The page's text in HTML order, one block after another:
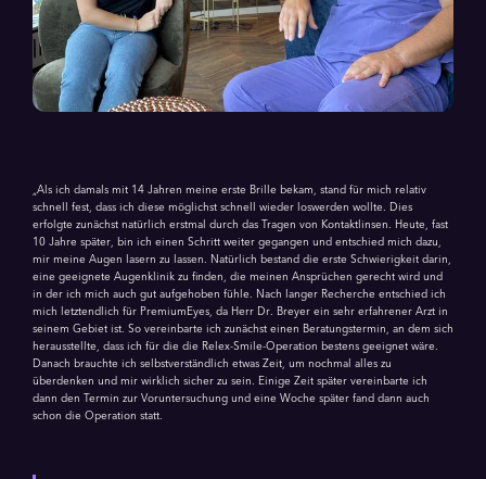
„Als ich damals mit 14 Jahren meine erste Brille bekam, stand für mich relativ
schnell fest, dass ich diese möglichst schnell wieder loswerden wollte. Dies
erfolgte zunächst natürlich erstmal durch das Tragen von Kontaktlinsen. Heute, fast
10 Jahre später, bin ich einen Schritt weiter gegangen und entschied mich dazu,
mir meine Augen lasern zu lassen. Natürlich bestand die erste Schwierigkeit darin,
eine geeignete Augenklinik zu finden, die meinen Ansprüchen gerecht wird und
in der ich mich auch gut aufgehoben fühle. Nach langer Recherche entschied ich
mich letztendlich für PremiumEyes, da Herr Dr. Breyer ein sehr erfahrener Arzt in
seinem Gebiet ist. So vereinbarte ich zunächst einen Beratungstermin, an dem sich
herausstellte, dass ich für die die Relex-Smile-Operation bestens geeignet wäre.
Danach brauchte ich selbstverständlich etwas Zeit, um nochmal alles zu
überdenken und mir wirklich sicher zu sein. Einige Zeit später vereinbarte ich
dann den Termin zur Voruntersuchung und eine Woche später fand dann auch
schon die Operation statt.